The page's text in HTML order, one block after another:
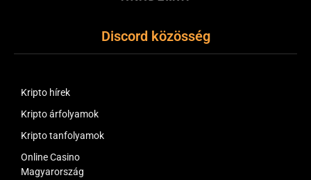
Discord közösség
Kripto hírek
Kripto árfolyamok
Kripto tanfolyamok
Online Casino
Magyarország